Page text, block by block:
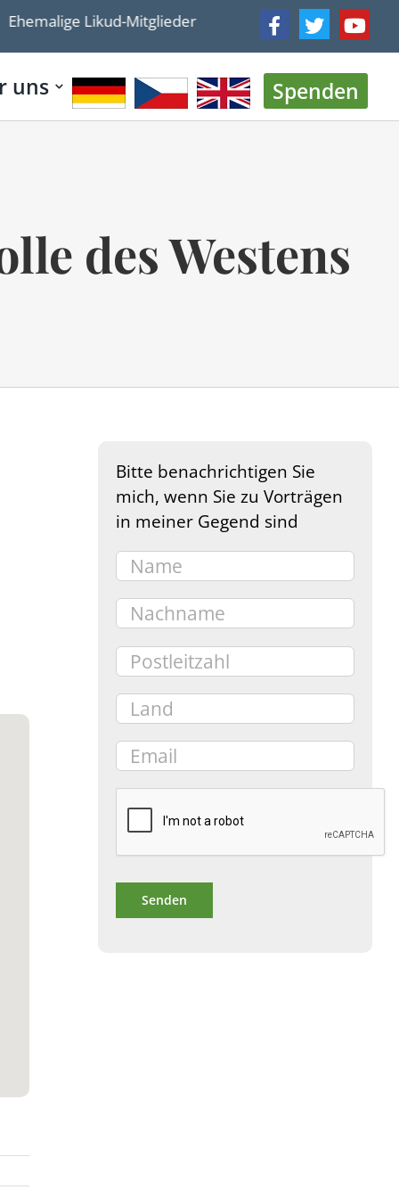
Likud-Mitglieder stellen neue Partei vor
uns Spenden
des Westens
Outlook Live
Bitte benachrichtigen Sie
mich, wenn Sie zu Vorträgen
in meiner Gegend sind